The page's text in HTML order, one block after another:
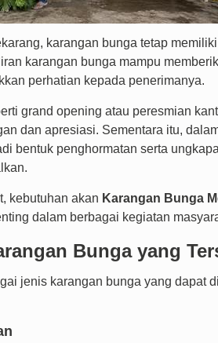
karangan bunga tetap
karangan bunga mampu
perhatian kepada penerimanya.
grand opening atau peresmian
dan apresiasi. Sementara itu,
bentuk penghormatan serta
kebutuhan akan Karangan Bunga
dalam berbagai kegiatan
Bunga yang
jenis karangan bunga yang dapat